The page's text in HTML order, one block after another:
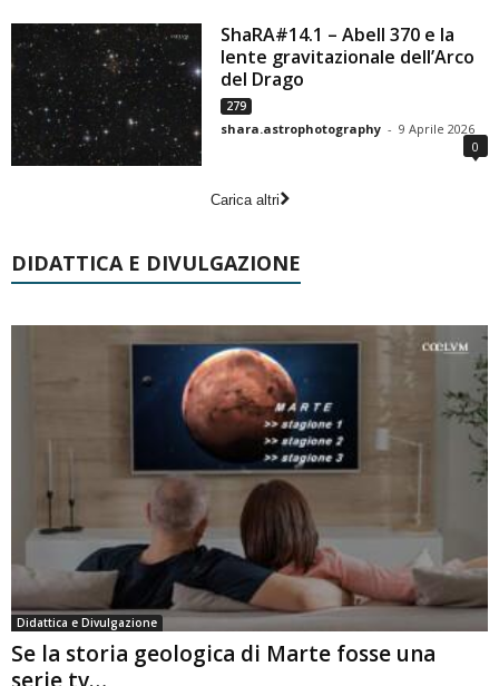
ShaRA#14.1 – Abell 370 e la
lente gravitazionale dell’Arco
del Drago
279
shara.astrophotography - 9 Aprile 2026
0
Carica altri
DIDATTICA E DIVULGAZIONE
Didattica e Divulgazione
Se la storia geologica di Marte fosse una